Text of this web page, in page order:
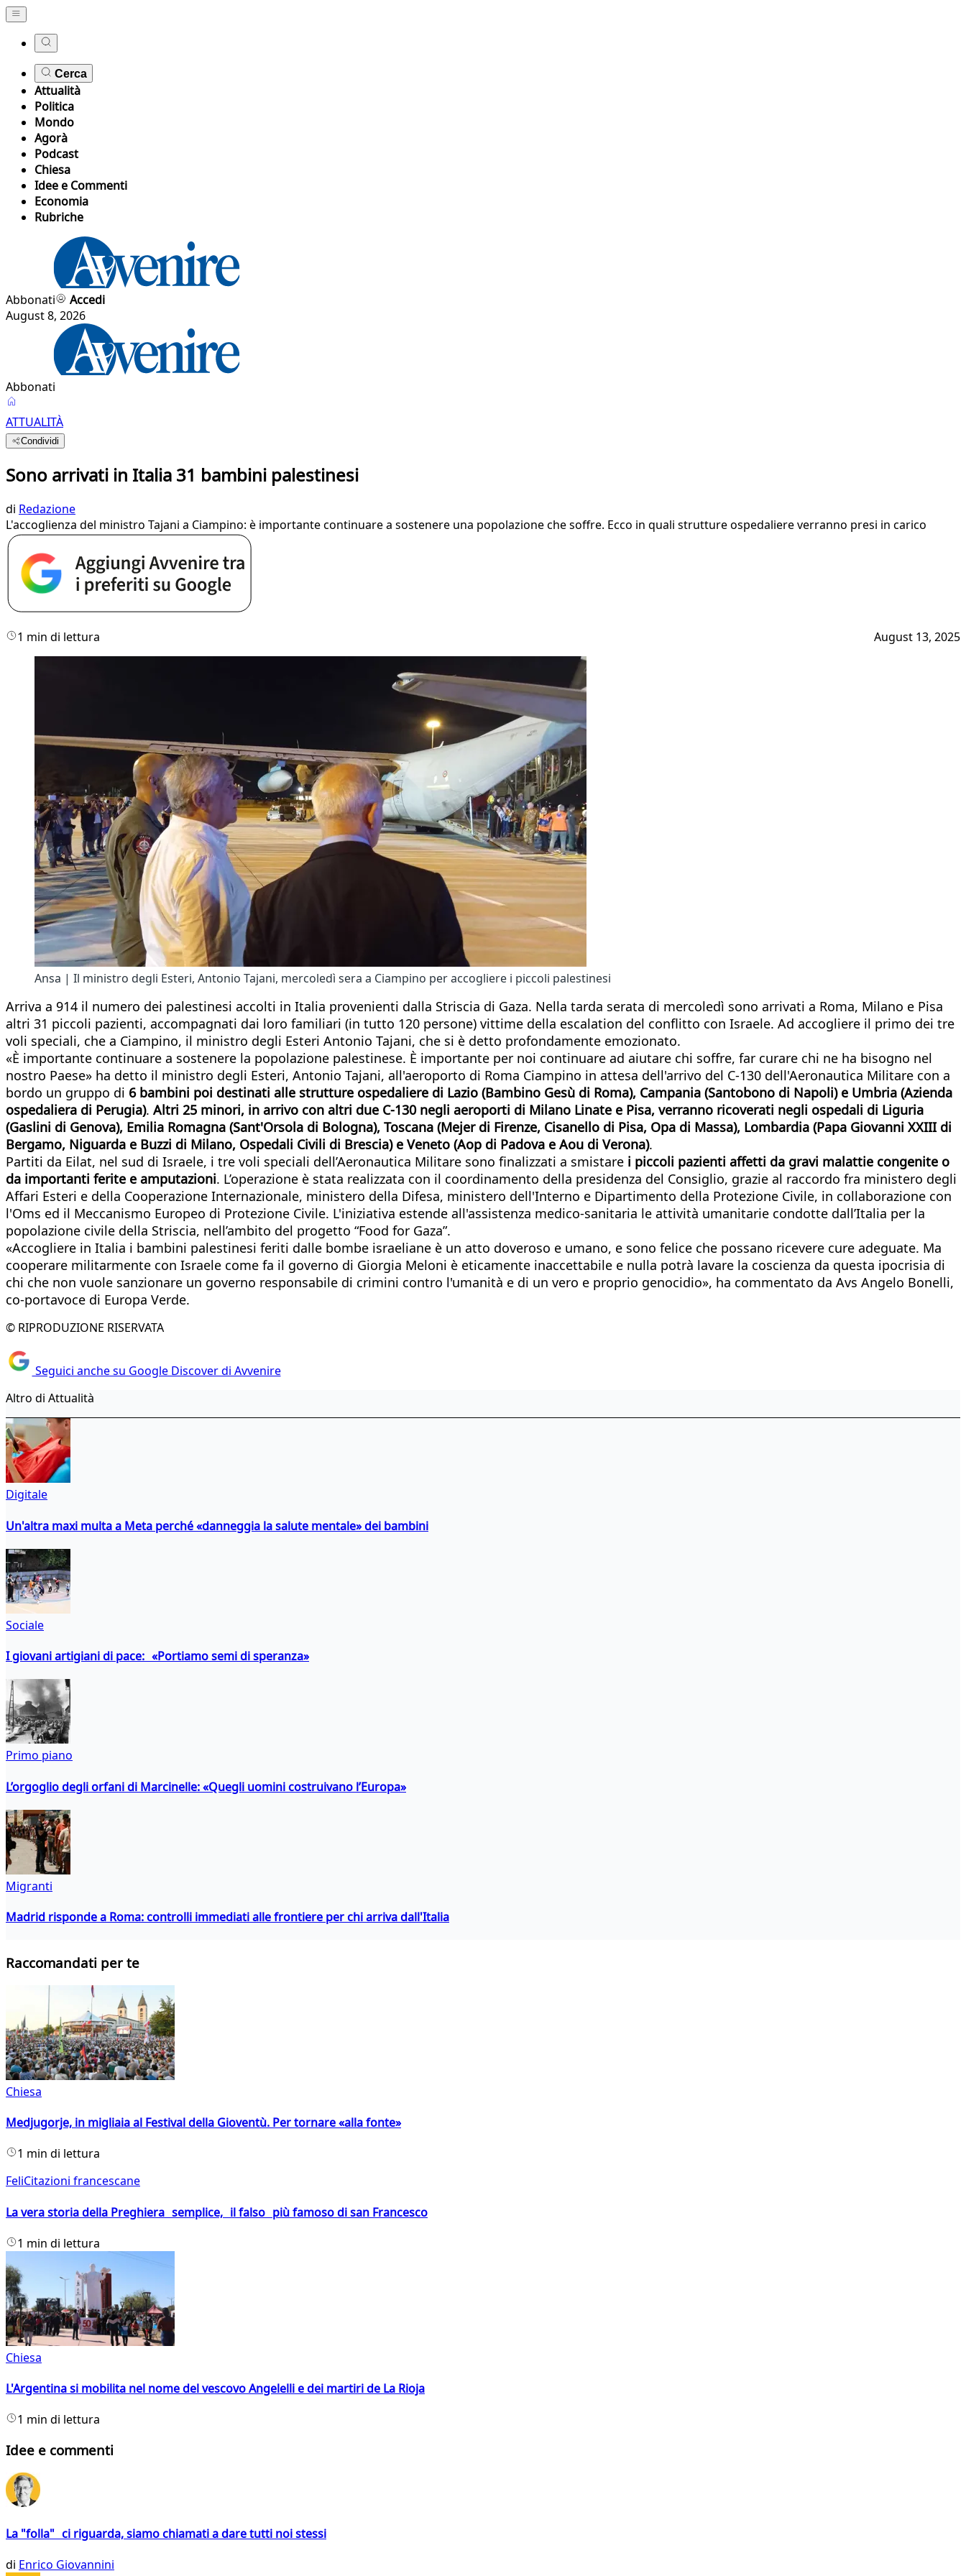
Cerca
Attualità
Politica
Mondo
Agorà
Podcast
Chiesa
Idee e Commenti
Economia
Rubriche
Abbonati
Accedi
August 8, 2026
Abbonati
ATTUALITÀ
Condividi
Sono arrivati in Italia 31 bambini palestinesi
di Redazione
L'accoglienza del ministro Tajani a Ciampino: è importante continuare a sostenere una popolazione che soffre. Ecco in quali strutture ospedaliere verranno presi in carico
1 min di lettura August 13, 2025
Ansa | Il ministro degli Esteri, Antonio Tajani, mercoledì sera a Ciampino per accogliere i piccoli palestinesi
Arriva a 914 il numero dei palestinesi accolti in Italia provenienti dalla Striscia di Gaza. Nella tarda serata di mercoledì sono arrivati a Roma, Milano e Pisa
altri 31 piccoli pazienti, accompagnati dai loro familiari (in tutto 120 persone) vittime della escalation del conflitto con Israele. Ad accogliere il primo dei tre
voli speciali, che a Ciampino, il ministro degli Esteri Antonio Tajani, che si è detto profondamente emozionato.
«È importante continuare a sostenere la popolazione palestinese. È importante per noi continuare ad aiutare chi soffre, far curare chi ne ha bisogno nel
nostro Paese» ha detto il ministro degli Esteri, Antonio Tajani, all'aeroporto di Roma Ciampino in attesa dell'arrivo del C-130 dell'Aeronautica Militare con a
bordo un gruppo di 6 bambini poi destinati alle strutture ospedaliere di Lazio (Bambino Gesù di Roma), Campania (Santobono di Napoli) e Umbria (Azienda
ospedaliera di Perugia). Altri 25 minori, in arrivo con altri due C-130 negli aeroporti di Milano Linate e Pisa, verranno ricoverati negli ospedali di Liguria
(Gaslini di Genova), Emilia Romagna (Sant'Orsola di Bologna), Toscana (Mejer di Firenze, Cisanello di Pisa, Opa di Massa), Lombardia (Papa Giovanni XXIII di
Bergamo, Niguarda e Buzzi di Milano, Ospedali Civili di Brescia) e Veneto (Aop di Padova e Aou di Verona).
Partiti da Eilat, nel sud di Israele, i tre voli speciali dell’Aeronautica Militare sono finalizzati a smistare i piccoli pazienti affetti da gravi malattie congenite o
da importanti ferite e amputazioni. L’operazione è stata realizzata con il coordinamento della presidenza del Consiglio, grazie al raccordo fra ministero degli
Affari Esteri e della Cooperazione Internazionale, ministero della Difesa, ministero dell'Interno e Dipartimento della Protezione Civile, in collaborazione con
l'Oms ed il Meccanismo Europeo di Protezione Civile. L'iniziativa estende all'assistenza medico-sanitaria le attività umanitarie condotte dall’Italia per la
popolazione civile della Striscia, nell’ambito del progetto “Food for Gaza”.
«Accogliere in Italia i bambini palestinesi feriti dalle bombe israeliane è un atto doveroso e umano, e sono felice che possano ricevere cure adeguate. Ma
cooperare militarmente con Israele come fa il governo di Giorgia Meloni è eticamente inaccettabile e nulla potrà lavare la coscienza da questa ipocrisia di
chi che non vuole sanzionare un governo responsabile di crimini contro l'umanità e di un vero e proprio genocidio», ha commentato da Avs Angelo Bonelli,
co-portavoce di Europa Verde.
© RIPRODUZIONE RISERVATA
Seguici anche su Google Discover di Avvenire
Altro di Attualità
Digitale
Un'altra maxi multa a Meta perché «danneggia la salute mentale» dei bambini
Sociale
I giovani artigiani di pace: «Portiamo semi di speranza»
Primo piano
L’orgoglio degli orfani di Marcinelle: «Quegli uomini costruivano l’Europa»
Migranti
Madrid risponde a Roma: controlli immediati alle frontiere per chi arriva dall'Italia
Raccomandati per te
Chiesa
Medjugorje, in migliaia al Festival della Gioventù. Per tornare «alla fonte»
1 min di lettura
FeliCitazioni francescane
La vera storia della Preghiera semplice, il falso più famoso di san Francesco
1 min di lettura
Chiesa
L'Argentina si mobilita nel nome del vescovo Angelelli e dei martiri de La Rioja
1 min di lettura
Idee e commenti
La "folla" ci riguarda, siamo chiamati a dare tutti noi stessi
di Enrico Giovannini